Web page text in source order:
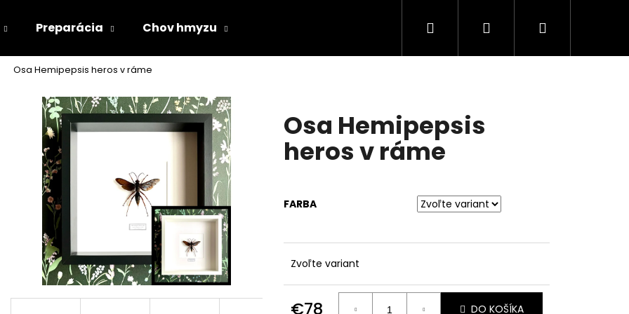
Preparácia Chov hmyzu Hľadať PrihlásenieNákupný
Osa Hemipepsis heros v ráme
Osa Hemipepsis
heros v ráme
FARBA
Zvoľte variant
€78 DO KOŠÍKA
Čo potrebujete nájsť?
HĽADAŤ
Odporúčame